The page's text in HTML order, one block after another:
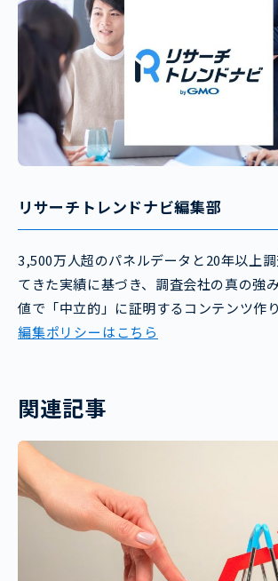
リサーチトレンドナビ編集部
3,500万人超のパネルデータと20年以上
てきた実績に基づき、調査会社の真の強
値で「中立的」に証明するコンテンツ作
編集ポリシーはこちら
関連記事